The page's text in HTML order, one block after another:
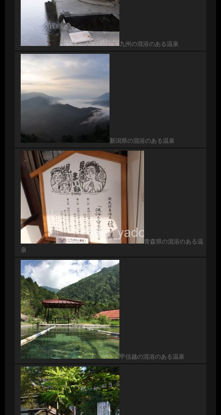
九州の混浴のある温泉
新潟県の混浴のある温泉
青森県の混浴のある温
泉
甲信越の混浴のある温泉